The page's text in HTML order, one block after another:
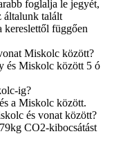
foglalja le jegyét,
általunk talált
kereslettől függően
Miskolc között?
és Miskolc között 5 ó
ig?
a Miskolc között.
és vonat között?
CO2-kibocsátást